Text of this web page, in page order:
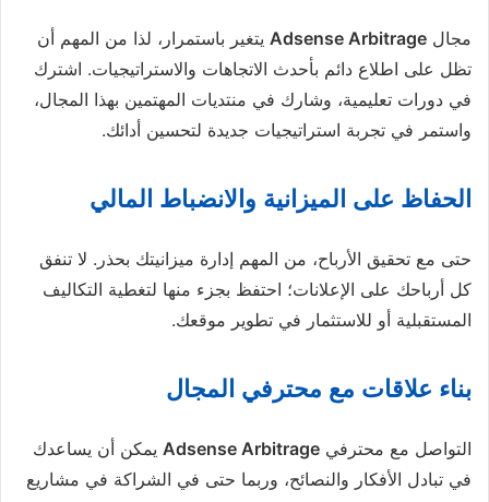
مجال Adsense Arbitrage يتغير باستمرار، لذا من المهم أن
تظل على اطلاع دائم بأحدث الاتجاهات والاستراتيجيات. اشترك
في دورات تعليمية، وشارك في منتديات المهتمين بهذا المجال،
واستمر في تجربة استراتيجيات جديدة لتحسين أدائك.
الحفاظ على الميزانية والانضباط المالي
حتى مع تحقيق الأرباح، من المهم إدارة ميزانيتك بحذر. لا تنفق
كل أرباحك على الإعلانات؛ احتفظ بجزء منها لتغطية التكاليف
المستقبلية أو للاستثمار في تطوير موقعك.
بناء علاقات مع محترفي المجال
التواصل مع محترفي Adsense Arbitrage يمكن أن يساعدك
في تبادل الأفكار والنصائح، وربما حتى في الشراكة في مشاريع